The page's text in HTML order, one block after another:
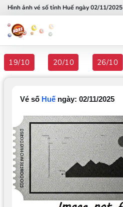
Hình ảnh vé số tỉnh Huế ngày 02/11/2025
19/10 20/10 26/10
Vé số Huế ngày: 02/11/2025